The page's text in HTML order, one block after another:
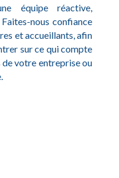
équipe réactive,
nous confiance
et accueillants, afin
sur ce qui compte
de votre entreprise ou